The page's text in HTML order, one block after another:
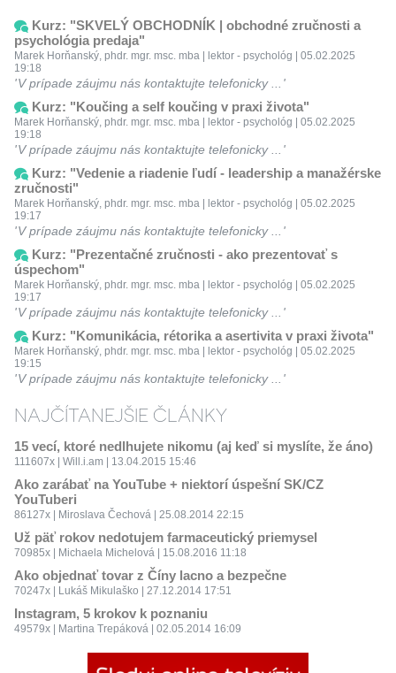
Kurz: "SKVELÝ OBCHODNÍK | obchodné zručnosti a
psychológia predaja"
Marek Horňanský, phdr. mgr. msc. mba | lektor - psychológ | 05.02.2025
19:18
V prípade záujmu nás kontaktujte telefonicky ...
Kurz: "Koučing a self koučing v praxi života"
Marek Horňanský, phdr. mgr. msc. mba | lektor - psychológ | 05.02.2025
19:18
V prípade záujmu nás kontaktujte telefonicky ...
Kurz: "Vedenie a riadenie ľudí - leadership a manažérske
zručnosti"
Marek Horňanský, phdr. mgr. msc. mba | lektor - psychológ | 05.02.2025
19:17
V prípade záujmu nás kontaktujte telefonicky ...
Kurz: "Prezentačné zručnosti - ako prezentovať s
úspechom"
Marek Horňanský, phdr. mgr. msc. mba | lektor - psychológ | 05.02.2025
19:17
V prípade záujmu nás kontaktujte telefonicky ...
Kurz: "Komunikácia, rétorika a asertivita v praxi života"
Marek Horňanský, phdr. mgr. msc. mba | lektor - psychológ | 05.02.2025
19:15
V prípade záujmu nás kontaktujte telefonicky ...
NAJČÍTANEJŠIE ČLÁNKY
15 vecí, ktoré nedlhujete nikomu (aj keď si myslíte, že áno)
111607x | Will.i.am | 13.04.2015 15:46
Ako zarábať na YouTube + niektorí úspešní SK/CZ
YouTuberi
86127x | Miroslava Čechová | 25.08.2014 22:15
Už päť rokov nedotujem farmaceutický priemysel
70985x | Michaela Michelová | 15.08.2016 11:18
Ako objednať tovar z Číny lacno a bezpečne
70247x | Lukáš Mikulaško | 27.12.2014 17:51
Instagram, 5 krokov k poznaniu
49579x | Martina Trepáková | 02.05.2014 16:09